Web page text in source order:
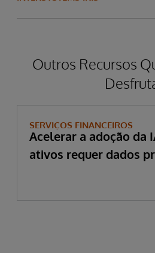
Outros Recursos
SERVIÇOS FINANCEIROS
Acelerar a adoção da
ativos requer dados